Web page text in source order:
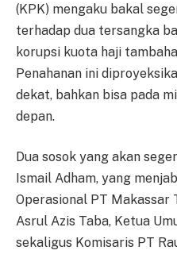
(KPK) mengaku bakal
terhadap dua tersangka
korupsi kuota haji
Penahanan ini
dekat, bahkan bisa pada
depan.
Dua sosok yang akan
Ismail Adham, yang
Operasional PT Makassar
Asrul Azis Taba, Ketua
sekaligus Komisaris PT